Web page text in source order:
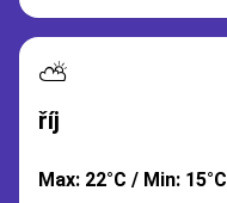
⛅
říj
Max: 22°C / Min: 15°C